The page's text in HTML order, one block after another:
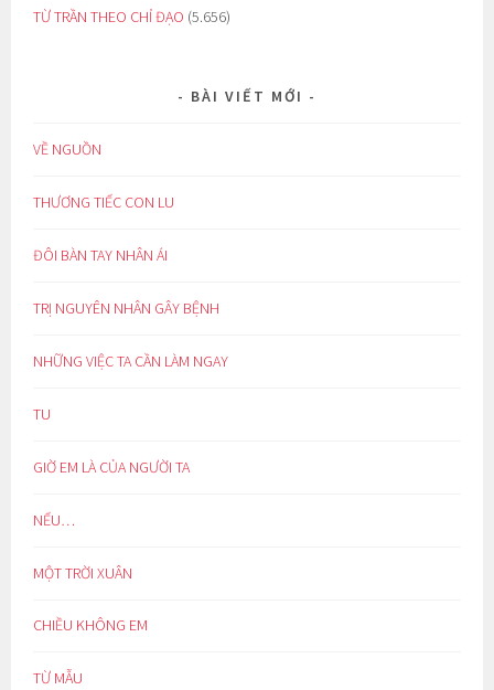
TỪ TRẦN THEO CHỈ ĐẠO (5.656)
BÀI VIẾT MỚI
VỀ NGUỒN
THƯƠNG TIẾC CON LU
ĐÔI BÀN TAY NHÂN ÁI
TRỊ NGUYÊN NHÂN GÂY BỆNH
NHỮNG VIỆC TA CẦN LÀM NGAY
TU
GIỜ EM LÀ CỦA NGƯỜI TA
NẾU…
MỘT TRỜI XUÂN
CHIỀU KHÔNG EM
TỪ MẪU